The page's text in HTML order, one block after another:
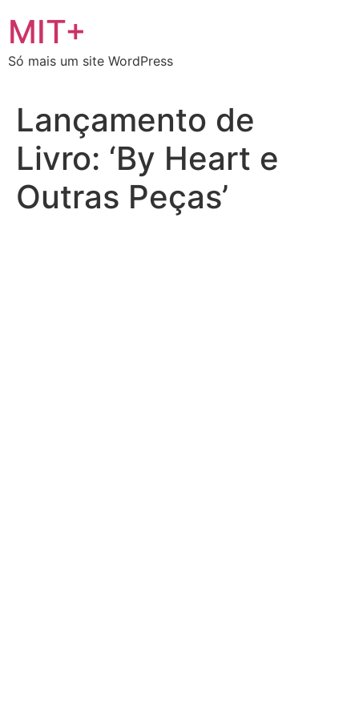
para
conteúdo
MIT+
Só mais um site WordPress
Lançamento de
Livro: ‘By Heart e
Outras Peças’